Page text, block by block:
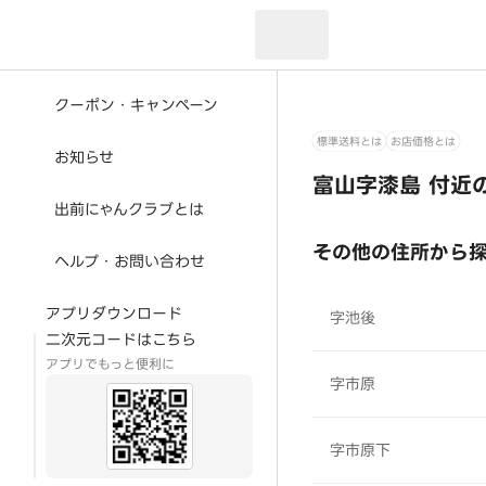
クーポン・キャンペーン
お知らせ
出前にゃんクラブとは
ヘルプ・お問い合わせ
アプリダウンロード
二次元コードはこちら
アプリでもっと便利に
標準送料とは お店価格とは
富山字漆島 付近
その他の住所から
字池後
字市原
字市原下